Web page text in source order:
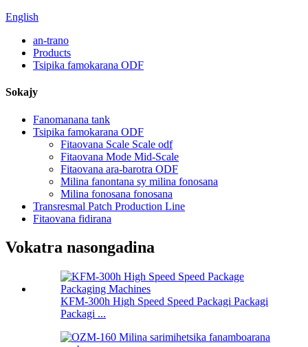
English
an-trano
Products
Tsipika famokarana ODF
Sokajy
Fanomanana tank
Tsipika famokarana ODF
Fitaovana Scale Scale odf
Fitaovana Mode Mid-Scale
Fitaovana ara-barotra ODF
Milina fanontana sy milina fonosana
Milina fonosana fonosana
Transresmal Patch Production Line
Fitaovana fidirana
Vokatra nasongadina
KFM-300h High Speed ​​Speed ​​Packagi Packagi
Packagi ...